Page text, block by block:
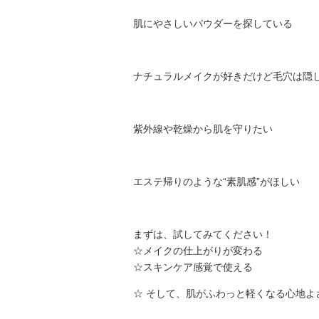
肌にやさしいパウダーを探している
ナチュラルメイクが好きだけど毛穴は隠
紫外線や乾燥から肌を守りたい
エステ帰りのような“素肌感”がほしい
まずは、試してみてください！
‪☆メイクの仕上がりが変わる
‪☆スキンケア感覚で使える
‪☆ そして、肌がふわっと軽くなる心地よ